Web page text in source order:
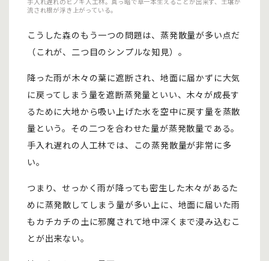
流され根が浮き上がっている。
こうした森のもう一つの問題は、蒸発散量が多い点だ
（これが、二つ目のシンプルな知見）。
降った雨が木々の葉に遮断され、地面に届かずに大気
に戻ってしまう量を遮断蒸発量といい、木々が成長す
るために大地から吸い上げた水を空中に戻す量を蒸散
量という。その二つを合わせた量が蒸発散量である。
手入れ遅れの人工林では、この蒸発散量が非常に多
い。
つまり、せっかく雨が降っても密生した木々があるた
めに蒸発散してしまう量が多い上に、地面に届いた雨
もカチカチの土に邪魔されて地中深くまで浸み込むこ
とが出来ない。